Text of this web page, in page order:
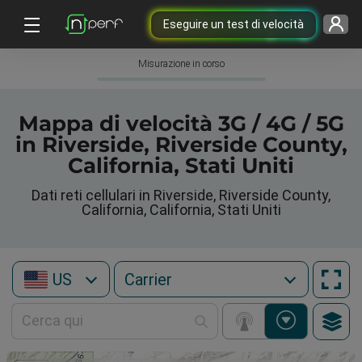
Eseguire un test di velocità
Misurazione in corso
Mappa di velocità 3G / 4G / 5G
in Riverside, Riverside County,
California, Stati Uniti
Dati reti cellulari in Riverside, Riverside County,
California, California, Stati Uniti
US